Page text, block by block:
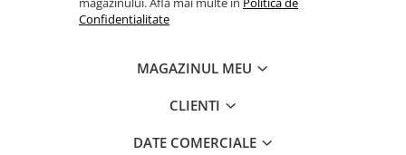
Confidentialitate
MAGAZINUL MEU
CLIENTI
DATE COMERCIALE